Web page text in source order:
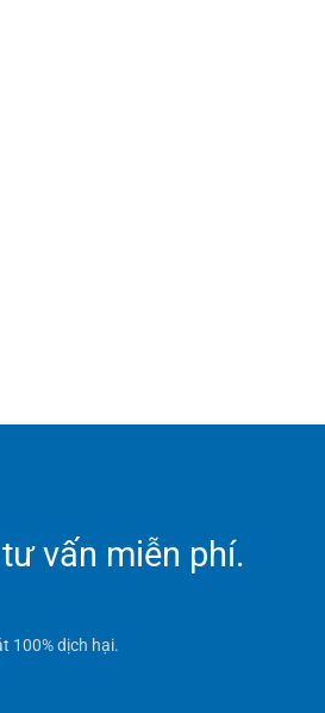
vấn miễn phí.
100% dịch hại.